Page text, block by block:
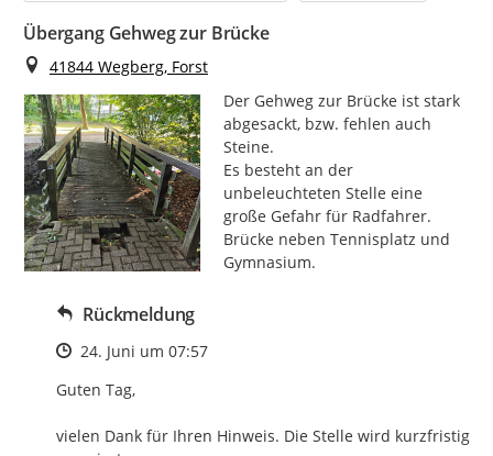
Übergang Gehweg zur Brücke
Ort
41844 Wegberg, Forst
Der Gehweg zur Brücke ist stark
abgesackt, bzw. fehlen auch
Steine.
Es besteht an der
unbeleuchteten Stelle eine
große Gefahr für Radfahrer.
Brücke neben Tennisplatz und
Gymnasium.
Rückmeldung
Zeitpunkt des Erstellens
24. Juni um 07:57
Guten Tag,
vielen Dank für Ihren Hinweis. Die Stelle wird kurzfristig